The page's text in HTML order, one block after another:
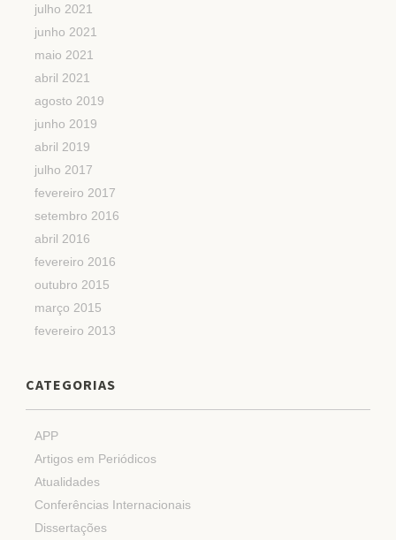
julho 2021
junho 2021
maio 2021
abril 2021
agosto 2019
junho 2019
abril 2019
julho 2017
fevereiro 2017
setembro 2016
abril 2016
fevereiro 2016
outubro 2015
março 2015
fevereiro 2013
CATEGORIAS
APP
Artigos em Periódicos
Atualidades
Conferências Internacionais
Dissertações